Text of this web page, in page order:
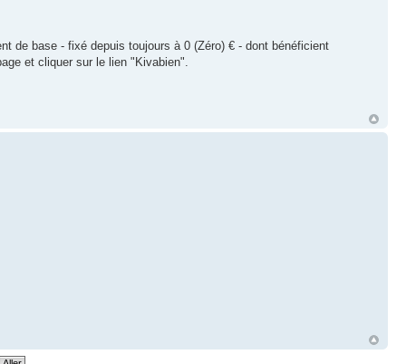
de base - fixé depuis toujours à 0 (Zéro) € - dont bénéficient
et cliquer sur le lien "Kivabien".